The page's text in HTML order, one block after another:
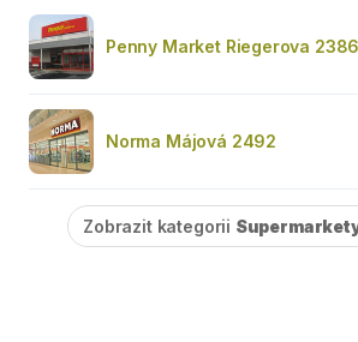
Penny Market Riegerova
Norma Májová 2492
Zobrazit kategorii